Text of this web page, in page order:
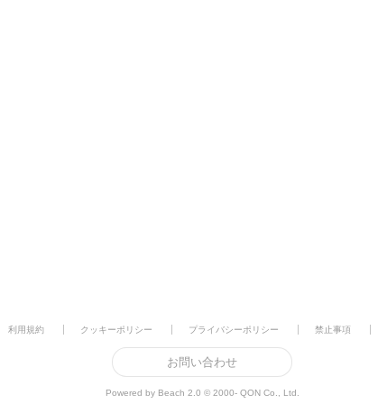
利用規約 クッキーポリシー プライバシーポリシー 禁止事項
お問い合わせ
Powered by Beach 2.0 © 2000- QON Co., Ltd.